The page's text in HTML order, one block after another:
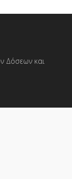
Δόσεων και